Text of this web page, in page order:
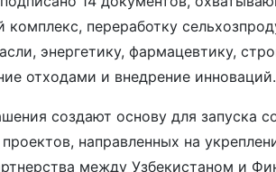
переработку
энергетику, фармацевтику,
отходами и внедрение инноваций.
создают основу для запуска
направленных на
между Узбекистаном и